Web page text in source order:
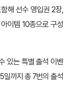
해 선수 영입권 2장,
이템 10종으로 구성
있는 특별 출석 이벤
일까지 총 7번의 출석